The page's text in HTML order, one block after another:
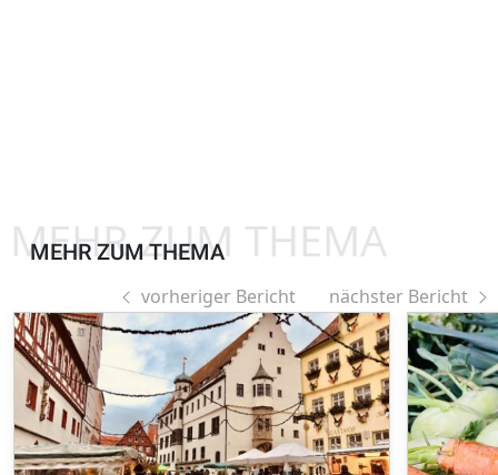
MEHR ZUM THEMA
MEHR ZUM THEMA
vorheriger Bericht nächster Bericht